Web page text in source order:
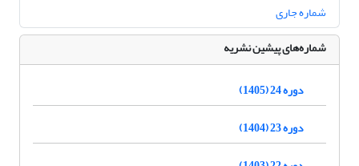
شماره جاری
شماره‌های پیشین نشریه
دوره 24 (1405)
دوره 23 (1404)